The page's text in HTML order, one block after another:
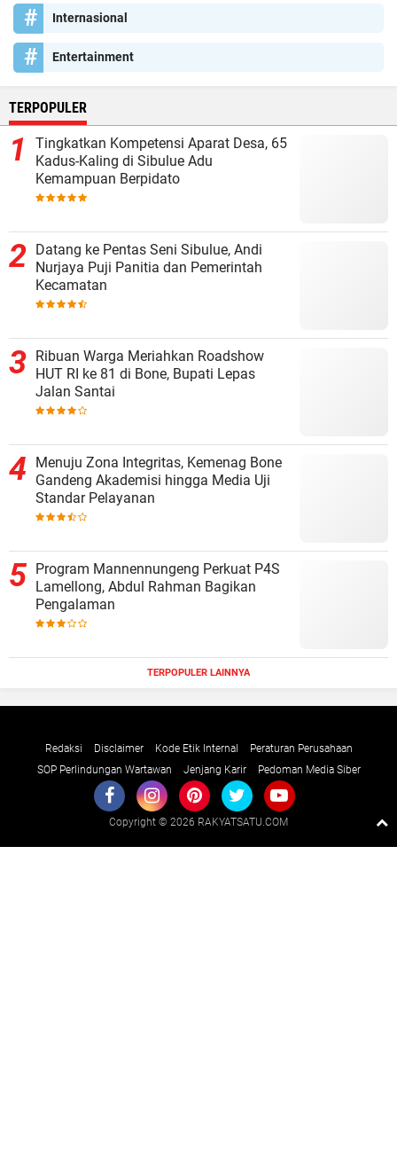
Internasional
Entertainment
TERPOPULER
Tingkatkan Kompetensi Aparat Desa, 65
Kadus-Kaling di Sibulue Adu
Kemampuan Berpidato
Datang ke Pentas Seni Sibulue, Andi
Nurjaya Puji Panitia dan Pemerintah
Kecamatan
Ribuan Warga Meriahkan Roadshow
HUT RI ke 81 di Bone, Bupati Lepas
Jalan Santai
Menuju Zona Integritas, Kemenag Bone
Gandeng Akademisi hingga Media Uji
Standar Pelayanan
Program Mannennungeng Perkuat P4S
Lamellong, Abdul Rahman Bagikan
Pengalaman
TERPOPULER LAINNYA
Redaksi Disclaimer Kode Etik Internal
Peraturan Perusahaan
SOP Perlindungan Wartawan
Jenjang Karir Pedoman Media Siber
Copyright © 2026 RAKYATSATU.COM
Raushan